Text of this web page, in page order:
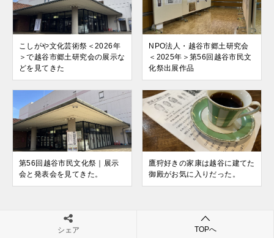
こしがや文化芸術祭＜2026年
＞で越谷市郷土研究会の展示な
どを見てきた
NPO法人・越谷市郷土研究会
＜2025年＞第56回越谷市民文
化祭出展作品
第56回越谷市民文化祭｜展示
会と発表会を見てきた。
鷹狩好きの家康は越谷に建てた
御殿がお気に入りだった。
シェア TOPへ